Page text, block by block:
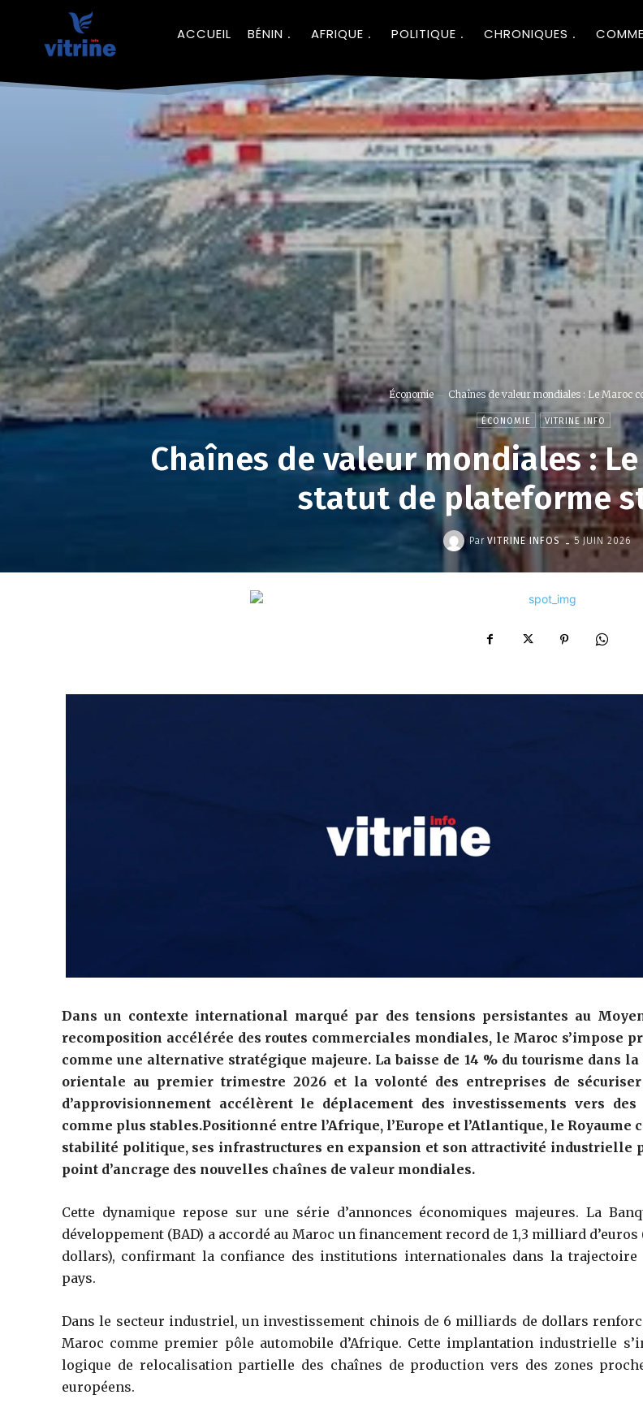
ACCUEIL BÉNIN AFRIQUE POLITIQUE CHRONIQUES
Économie Chaînes de valeur mondiales : Le Maroc
ÉCONOMIE VITRINE INFO
Chaînes de valeur mondiales :
statut de plateforme
Par VITRINE INFOS - 5 JUIN 2026
Dans un contexte international marqué par des tensions persistantes au
recomposition accélérée des routes commerciales mondiales, le Maroc s’impose
comme une alternative stratégique majeure. La baisse de 14 % du tourisme dans
orientale au premier trimestre 2026 et la volonté des entreprises de
d’approvisionnement accélèrent le déplacement des investissements vers des
comme plus stables.Positionné entre l’Afrique, l’Europe et l’Atlantique, le Royaume
stabilité politique, ses infrastructures en expansion et son attractivité industrielle
point d’ancrage des nouvelles chaînes de valeur mondiales.
Cette dynamique repose sur une série d’annonces économiques majeures. La
développement (BAD) a accordé au Maroc un financement record de 1,3 milliard
dollars), confirmant la confiance des institutions internationales dans la trajectoire
pays.
Dans le secteur industriel, un investissement chinois de 6 milliards de dollars
Maroc comme premier pôle automobile d’Afrique. Cette implantation industrielle
logique de relocalisation partielle des chaînes de production vers des zones
européens.